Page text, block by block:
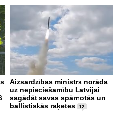
Aizsardzības ministrs norāda
uz nepieciešamību Latvijai
sagādāt savas spārnotās un
ballistiskās raķetes
12